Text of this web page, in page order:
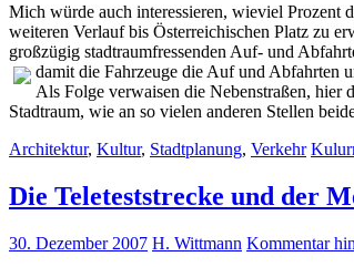
Mich würde auch interessieren, wieviel Prozent
weiteren Verlauf bis Österreichischen Platz zu
großzügig stadtraumfressenden Auf- und
damit die Fahrzeuge die Auf und Abfahrten
Als Folge verwaisen die Nebenstraßen, hier
Stadtraum, wie an so vielen anderen Stellen
Architektur, Kultur, Stadtplanung, Verkehr
Die Teleteststrecke und der
30. Dezember 2007 H. Wittmann Kommentar